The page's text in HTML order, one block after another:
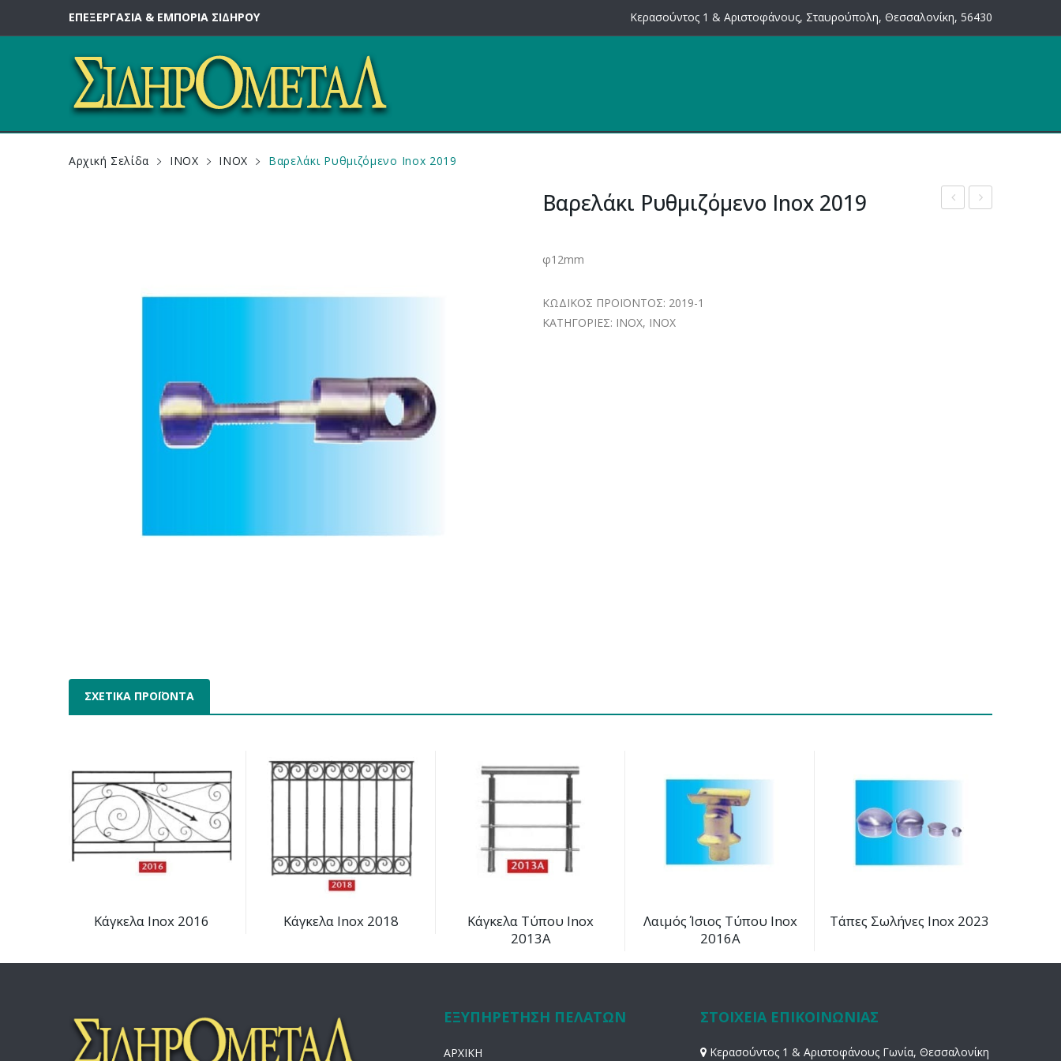
ΕΠΕΞΕΡΓΑΣΙΑ & ΕΜΠΟΡΙΑ ΣΙΔΗΡΟΥ Κερασούντος 1 & Αριστοφάνους, Σταυρούπολη, Θεσσαλονίκη, 56430
Αρχική Σελίδα INOX INOX Βαρελάκι Ρυθμιζόμενο Inox 2019
Βαρελάκι Ρυθμιζόμενο Inox 2019
φ12mm
ΚΩΔΙΚΟΣ ΠΡΟΪΟΝΤΟΣ: 2019-1
ΚΑΤΗΓΟΡΙΕΣ: INOX, INOX
ΣΧΕΤΙΚΑ ΠΡΟΪΟΝΤΑ
Κάγκελα Inox 2016 Κάγκελα Inox 2018
Κάγκελα Τύπου Inox
2013Α
Λαιμός Ίσιος Τύπου Inox
2016Α
Τάπες Σωλήνες Inox 2023
ΕΞΥΠΗΡΕΤΗΣΗ ΠΕΛΑΤΩΝ
ΑΡΧΙΚΗ
ΣΤΟΙΧΕΙΑ ΕΠΙΚΟΙΝΩΝΙΑΣ
Κερασούντος 1 & Αριστοφάνους Γωνία, Θεσσαλονίκη